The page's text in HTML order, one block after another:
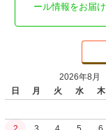
ール情報をお届け
2026年8月
日
月 火 水 木